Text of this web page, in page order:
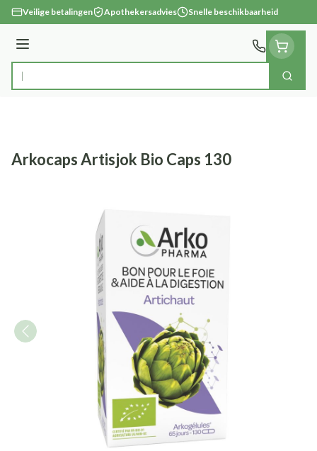
Ga naar de inhoud
Veilige betalingen Apothekersadvies Snelle beschikbaarheid
Menu
Product, merk, categorie... Zoek
Arkocaps Artisjok Bio Caps 130